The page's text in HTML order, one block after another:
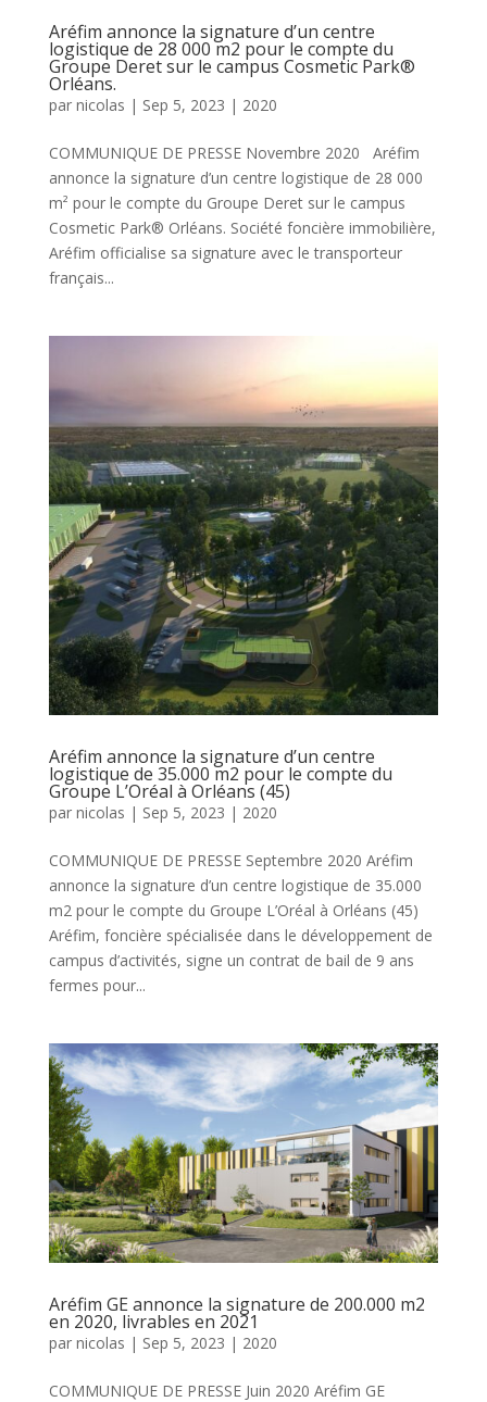
Aréfim annonce la signature d’un centre
logistique de 28 000 m2 pour le compte du
Groupe Deret sur le campus Cosmetic Park®
Orléans.
par nicolas | Sep 5, 2023 | 2020
COMMUNIQUE DE PRESSE Novembre 2020 Aréfim
annonce la signature d’un centre logistique de 28 000
m² pour le compte du Groupe Deret sur le campus
Cosmetic Park® Orléans. Société foncière immobilière,
Aréfim officialise sa signature avec le transporteur
français...
Aréfim annonce la signature d’un centre
logistique de 35.000 m2 pour le compte du
Groupe L’Oréal à Orléans (45)
par nicolas | Sep 5, 2023 | 2020
COMMUNIQUE DE PRESSE Septembre 2020 Aréfim
annonce la signature d’un centre logistique de 35.000
m2 pour le compte du Groupe L’Oréal à Orléans (45)
Aréfim, foncière spécialisée dans le développement de
campus d’activités, signe un contrat de bail de 9 ans
fermes pour...
Aréfim GE annonce la signature de 200.000 m2
en 2020, livrables en 2021
par nicolas | Sep 5, 2023 | 2020
COMMUNIQUE DE PRESSE Juin 2020 Aréfim GE